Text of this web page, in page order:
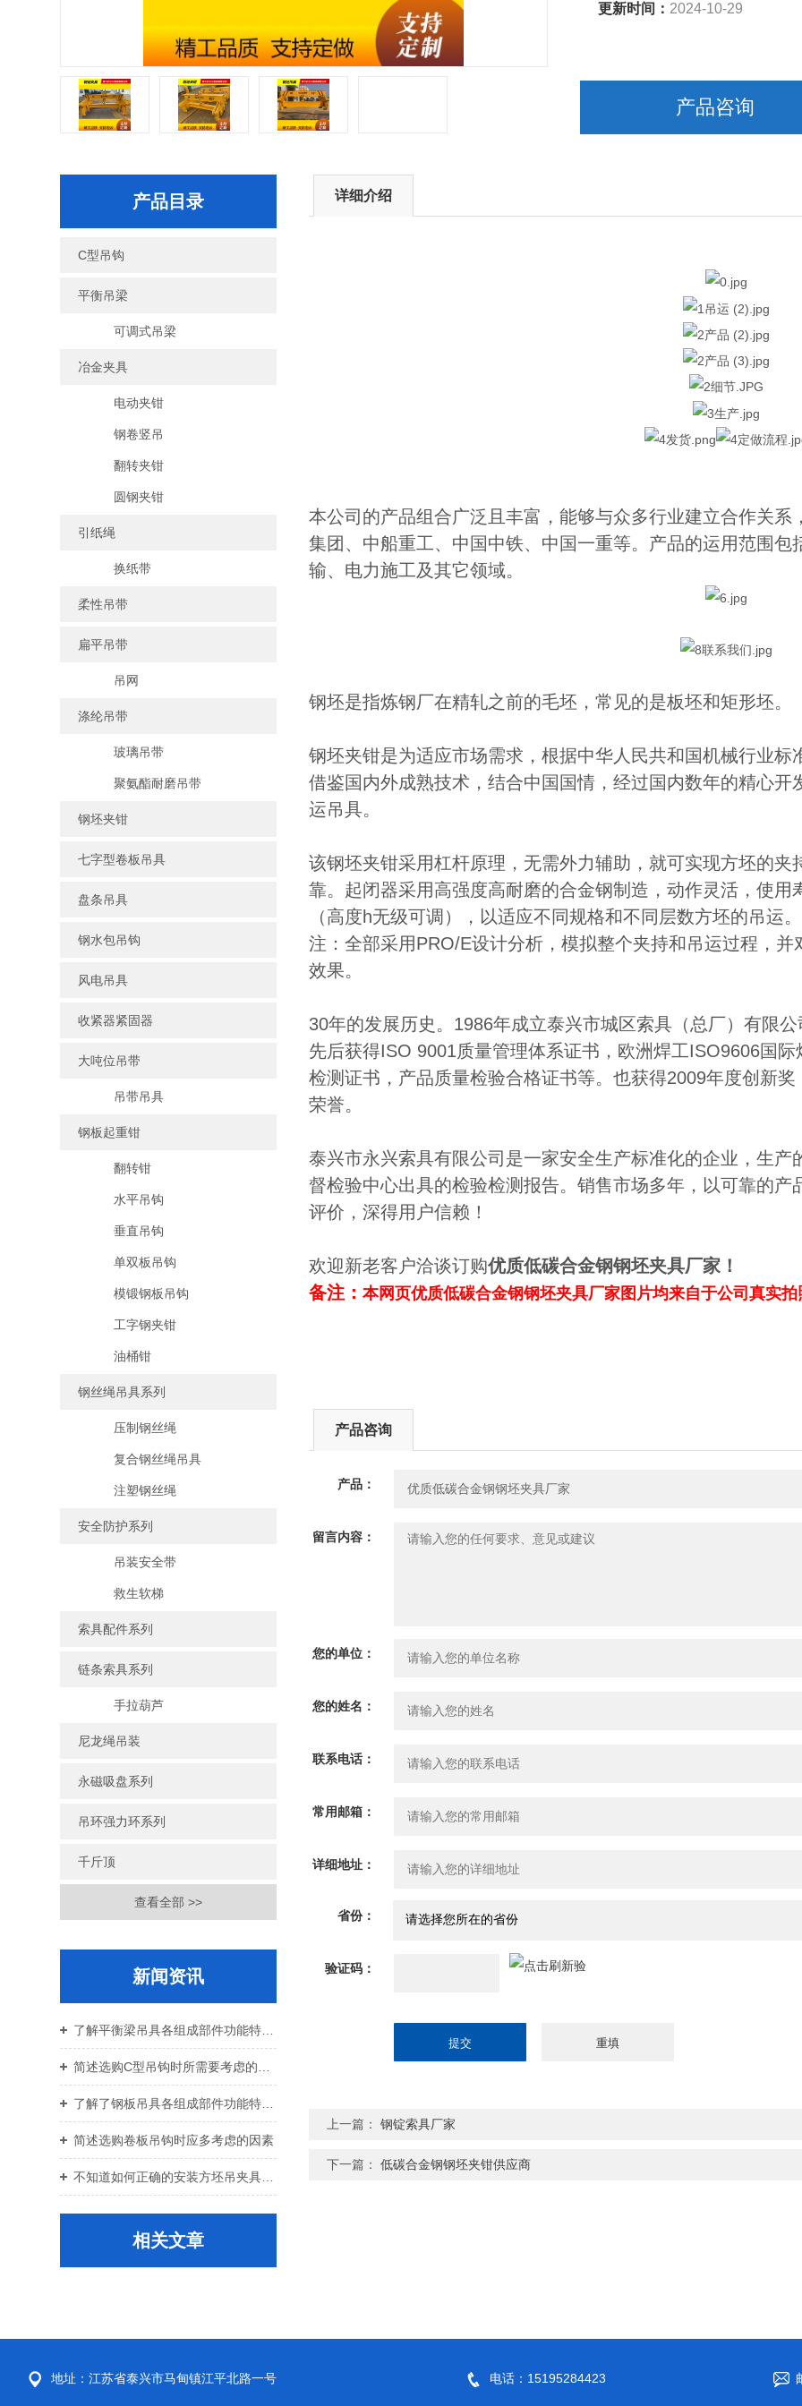
更新时间： 2024-10-29
产品咨询
产品目录
C型吊钩
平衡吊梁
可调式吊梁
冶金夹具
电动夹钳
钢卷竖吊
翻转夹钳
圆钢夹钳
引纸绳
换纸带
柔性吊带
扁平吊带
吊网
涤纶吊带
玻璃吊带
聚氨酯耐磨吊带
钢坯夹钳
七字型卷板吊具
盘条吊具
钢水包吊钩
风电吊具
收紧器紧固器
大吨位吊带
吊带吊具
钢板起重钳
翻转钳
水平吊钩
垂直吊钩
单双板吊钩
模锻钢板吊钩
工字钢夹钳
油桶钳
钢丝绳吊具系列
压制钢丝绳
复合钢丝绳吊具
注塑钢丝绳
安全防护系列
吊装安全带
救生软梯
索具配件系列
链条索具系列
手拉葫芦
尼龙绳吊装
永磁吸盘系列
吊环强力环系列
千斤顶
查看全部 >>
新闻资讯
简述选购卷板吊钩时应多考虑的因素
相关文章
详细介绍
本公司的产品组合广泛且丰富，能够与众多行业建立合作关
集团、中船重工、中国中铁、中国一重等。产品的运用范围
输、电力施工及其它领域。
钢坯是指炼钢厂在精轧之前的毛坯，常见的是板坯和矩形坯。
钢坯夹钳是为适应市场需求，根据中华人民共和国机械行业标
借鉴国内外成熟技术，结合中国国情，经过国内数年的精心
运吊具。
该钢坯夹钳采用杠杆原理，无需外力辅助，就可实现方坯的
靠。起闭器采用高强度高耐磨的合金钢制造，动作灵活，使
（高度h无级可调），以适应不同规格和不同层数方坯的吊运
注：全部采用PRO/E设计分析，模拟整个夹持和吊运过程，
效果。
30年的发展历史。1986年成立泰兴市城区索具（总厂）有限
先后获得ISO 9001质量管理体系证书，欧洲焊工ISO9606国
检测证书，产品质量检验合格证书等。也获得2009年度创新
荣誉。
泰兴市永兴索具有限公司是一家安全生产标准化的企业，生
督检验中心出具的检验检测报告。销售市场多年，以可靠的
评价，深得用户信赖！
欢迎新老客户洽谈订购优质低碳合金钢钢坯夹具厂家 ！
备注：本网页优质低碳合金钢钢坯夹具厂家图片均来自于公司真实拍
产品咨询
产品：
留言内容：
您的单位：
您的姓名：
联系电话：
常用邮箱：
详细地址：
省份：
验证码：
上一篇：钢锭索具厂家
下一篇：低碳合金钢钢坯夹钳供应商
地址：江苏省泰兴市马甸镇江平北路一号 电话：15195284423